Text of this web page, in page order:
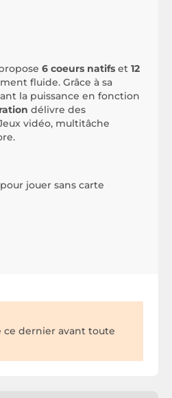
6 coeurs natifs et 12
fluide. Grâce à sa
la puissance en fonction
délivre des
vidéo, multitâche
pour jouer sans carte
ce dernier avant toute